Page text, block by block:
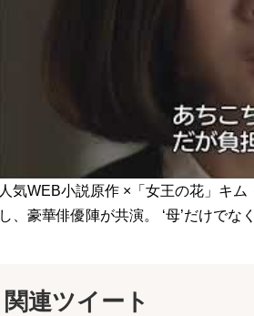
人気WEB小説原作 ×「女王の花」キ
し、豪華俳優陣が共演。 ‘母’だけでな
関連ツイート